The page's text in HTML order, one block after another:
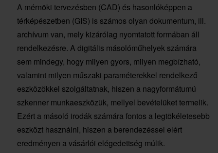
A mérnöki tervezésben (CAD) és hasonlóképpen a
térképészetben (GIS) is számos olyan dokumentum, ill.
archívum van, mely kizárólag nyomtatott formában áll
rendelkezésre. A digitális másolóműhelyek számára
sem mindegy, hogy milyen gyors, milyen megbízható,
valamint milyen műszaki paraméterekkel rendelkező
eszközökkel szolgáltatnak, hiszen a nagyformátumú
szkenner munkaeszközük, mellyel bevételüket termelik.
Ezért a másoló irodák számára fontos a legtökéletesebb
eszközt használni, hiszen a berendezéssel elért
eredményen a vásárlói elégedettség múlik.